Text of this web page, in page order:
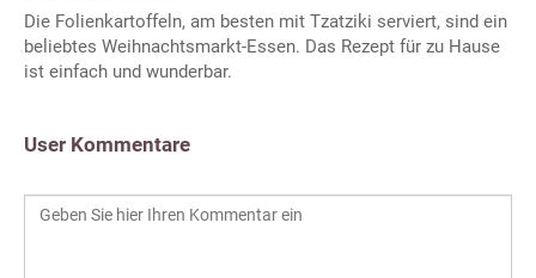
Die Folienkartoffeln, am besten mit Tzatziki serviert, sind ein
beliebtes Weihnachtsmarkt-Essen. Das Rezept für zu Hause
ist einfach und wunderbar.
User Kommentare